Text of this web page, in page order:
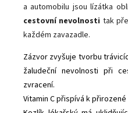
a automobilu jsou lízátka
cestovní nevolnosti tak
každém zavazadle.
Zázvor zvyšuje tvorbu
žaludeční nevolnosti při
zvracení.
Vitamin C přispívá k